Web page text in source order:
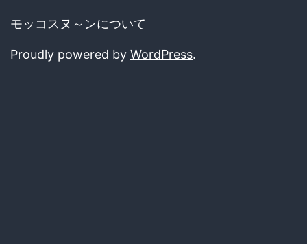
モッコスヌ～ンについて
Proudly powered by WordPress.